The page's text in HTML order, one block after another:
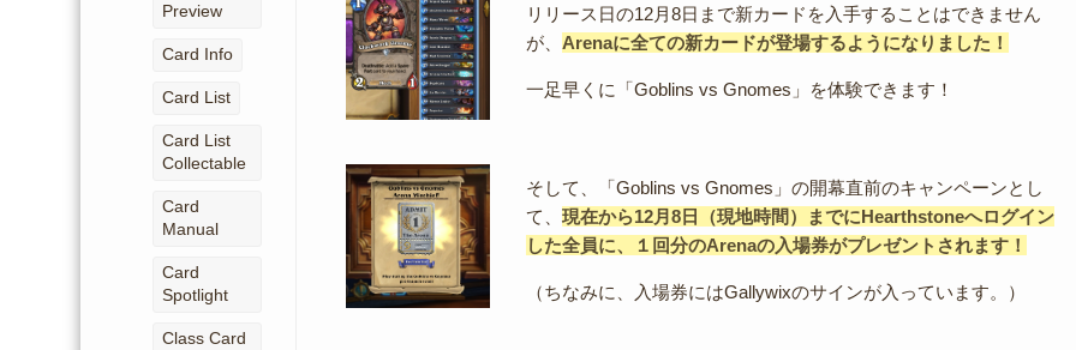
リリース日の12月8日まで新カードを入手することはできません
が、 Arenaに全ての新カードが登場するようになりました！
一足早くに「Goblins vs Gnomes」を体験できます！
そして、「Goblins vs Gnomes」の開幕直前のキャンペーンとし
て、現在から12月8日（現地時間）までにHearthstoneへログイン
した全員に、１回分のArenaの入場券がプレゼントされます！
（ちなみに、入場券にはGallywixのサインが入っています。）
Preview
Card Info
Card List
Card List
Collectable
Card
Manual
Card
Spotlight
Class Card